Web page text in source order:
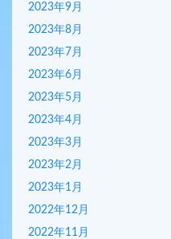
2023年9月
2023年8月
2023年7月
2023年6月
2023年5月
2023年4月
2023年3月
2023年2月
2023年1月
2022年12月
2022年11月